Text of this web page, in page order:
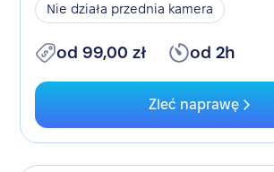
Nie działa przednia kamera
od 99,00 zł od 2h
Zleć naprawę